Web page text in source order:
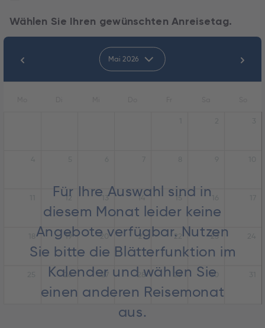
Wählen Sie Ihren gewünschten Anreisetag.
Mai 2026
Für Ihre Auswahl sind in
diesem Monat leider keine
Angebote verfügbar. Nutzen
Sie bitte die Blätterfunktion im
Kalender und wählen Sie
einen anderen Reisemonat
aus.
12 13 14 15
19 20 21 22 23
26 27 28 29 30